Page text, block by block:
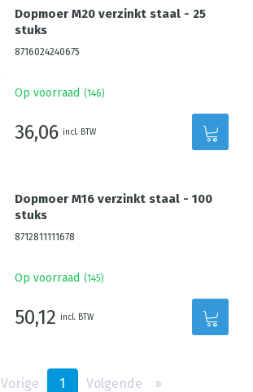
Dopmoer M20 verzinkt staal - 25
stuks
8716024240675
Op voorraad (146)
36,06 incl. BTW
Dopmoer M16 verzinkt staal - 100
stuks
8712811111678
Op voorraad (145)
50,12 incl. BTW
Vorige 1 Volgende ››